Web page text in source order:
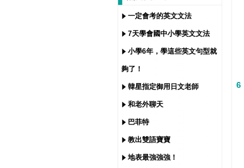
一定會考的英文文法
7天學會國中小學英文文法
小學6年，學這些英文句型就
夠了！
韓星指定御用日文老師
和老外聊天
巴菲特
教出雙語寶寶
地表最強強強！
6